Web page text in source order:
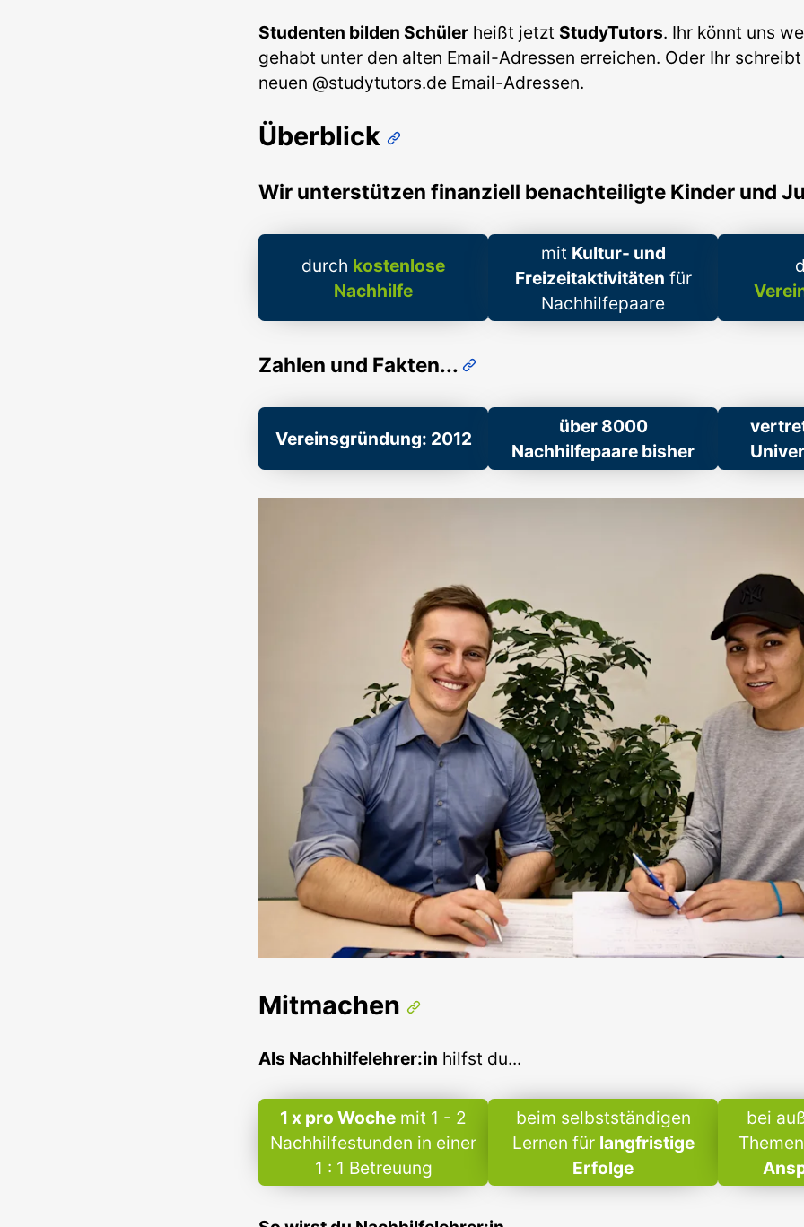
Studenten bilden Schüler heißt jetzt StudyTutors. Ihr könnt uns
gehabt unter den alten Email-Adressen erreichen. Oder Ihr
neuen @studytutors.de Email-Adressen.
Überblick
Wir unterstützen finanziell benachteiligte Kinder und
durch kostenlose
Nachhilfe
mit Kultur- und
Freizeitaktivitäten für
Nachhilfepaare
Zahlen und Fakten...
Vereinsgründung: 2012
über 8000
Nachhilfepaare bisher
Mitmachen
Als Nachhilfelehrer:in hilfst du...
1 x pro Woche mit 1 - 2
Nachhilfestunden in einer
1 : 1 Betreuung
beim selbstständigen
Lernen für langfristige
Erfolge
bei